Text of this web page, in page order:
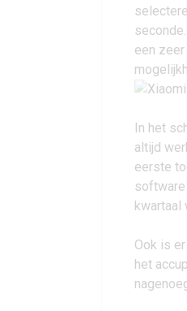
een
In het
altijd
eerste
software
kwartaal
Ook is
het